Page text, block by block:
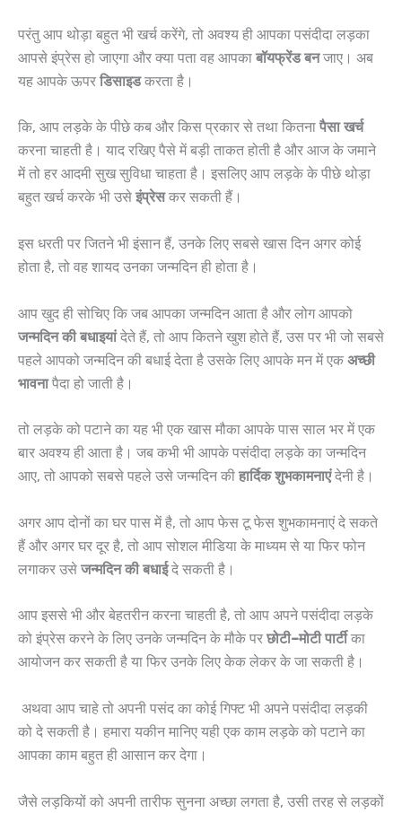
परंतु आप थोड़ा बहुत भी खर्च करेंगे, तो अवश्य ही आपका पसंदीदा लड़का
आपसे इंप्रेस हो जाएगा और क्या पता वह आपका बॉयफ्रेंड बनजाए। अब
यह आपके ऊपर डिसाइडकरता है।
कि, आप लड़के के पीछे कब और किस प्रकार से तथा कितना पैसा खर्च
करना चाहती है। याद रखिए पैसे में बड़ी ताकत होती है और आज के जमाने
में तो हर आदमी सुख सुविधा चाहता है। इसलिए आप लड़के के पीछे थोड़ा
बहुत खर्च करके भी उसे इंप्रेसकर सकती हैं।
इस धरती पर जितने भी इंसान हैं, उनके लिए सबसे खास दिन अगर कोई
होता है, तो वह शायद उनका जन्मदिन ही होता है।
आप खुद ही सोचिए कि जब आपका जन्मदिन आता है और लोग आपको
जन्मदिन की बधाइयांदेते हैं, तो आप कितने खुश होते हैं, उस पर भी जो सबसे
पहले आपको जन्मदिन की बधाई देता है उसके लिए आपके मन में एक अच्छी
भावनापैदा हो जाती है।
तो लड़के को पटाने का यह भी एक खास मौका आपके पास साल भर में एक
बार अवश्य ही आता है। जब कभी भी आपके पसंदीदा लड़के का जन्मदिन
आए, तो आपको सबसे पहले उसे जन्मदिन की हार्दिक शुभकामनाएंदेनी है।
अगर आप दोनों का घर पास में है, तो आप फेस टू फेस शुभकामनाएं दे सकते
हैं और अगर घर दूर है, तो आप सोशल मीडिया के माध्यम से या फिर फोन
लगाकर उसे जन्मदिन की बधाईदे सकती है।
आप इससे भी और बेहतरीन करना चाहती है, तो आप अपने पसंदीदा लड़के
को इंप्रेस करने के लिए उनके जन्मदिन के मौके पर छोटी–मोटी पार्टी का
आयोजन कर सकती है या फिर उनके लिए केक लेकर के जा सकती है।
अथवा आप चाहे तो अपनी पसंद का कोई गिफ्ट भी अपने पसंदीदा लड़की
को दे सकती है। हमारा यकीन मानिए यही एक काम लड़के को पटाने का
आपका काम बहुत ही आसान कर देगा।
जैसे लड़कियों को अपनी तारीफ सुनना अच्छा लगता है, उसी तरह से लड़कों